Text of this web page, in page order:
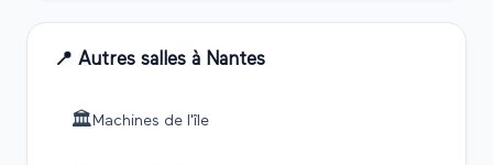
📍 Autres salles à Nantes
🏛️ Machines de l'île